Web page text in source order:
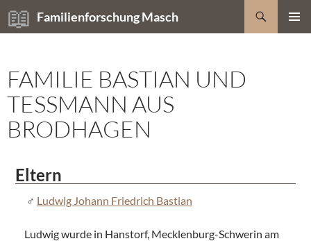
Zum
Inhalt
Familienforschung Masch
Suchen
FAMILIE BASTIAN UND
TESSMANN AUS
BRODHAGEN
Eltern
Ludwig Johann Friedrich Bastian
Ludwig wurde in Hanstorf, Mecklenburg-Schwerin am